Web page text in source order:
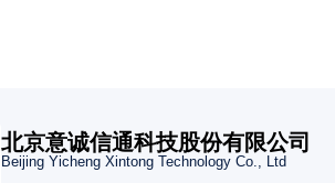
北京意诚信通科技股份有限公司
Beijing Yicheng Xintong Technology Co., Ltd